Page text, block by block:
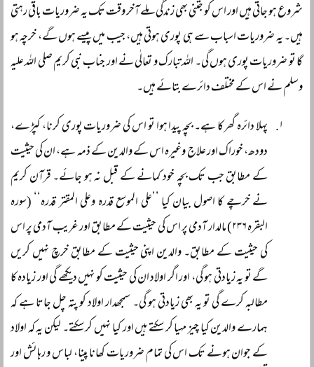
شروع ہو جاتی ہیں اور اس کو جتنی بھی زندگی ملے آخر وقت تک یہ ضروریات باقی رہتی
ہیں۔ یہ ضروریات اسباب سے ہی پوری ہوتی ہیں، جیب میں پیسے ہوں گے، خرچہ ہو
گا تو ضروریات پوری ہوں گی۔ اللہ تبارک و تعالٰی نے اور جناب نبی کریم صلی اللہ علیہ
وسلم نے اس کے مختلف دائرے بتائے ہیں۔
پہلا دائرہ گھر کا ہے۔ بچہ پیدا ہوا تو اس کی ضروریات پوری کرنا، کپڑے،
دودھ، خوراک اور علاج وغیرہ اس کے والدین کے ذمہ ہے، ان کی حیثیت
کے مطابق جب تک بچہ خود کمانے کے قبل نہ ہو جائے۔ قرآن کریم
نے خرچے کا اصول بیان کیا ’’علی الموسع قدرہ وعلی المقتر قدرہ‘‘ (سورہ
البقرہ ۲۳۶) مالدار آدمی پر اس کی حیثیت کے مطابق اور غریب آدمی پر اس
کی حیثیت کے مطابق۔ والدین اپنی حیثیت کے مطابق خرچ نہیں کریں
گے تو یہ زیادتی ہو گی، اور اگر اولاد ان کی حیثیت کو نہیں دیکھے گی اور زیادہ کا
مطالبہ کرے گی تو یہ بھی زیادتی ہو گی۔ سمجھدار اولاد کو پتہ چل جاتا ہے کہ
ہمارے والدین کیا چیز مہیا کر سکتے ہیں اور کیا نہیں کر سکتے۔ لیکن یہ کہ اولاد
کے جوان ہونے تک اس کی تمام ضروریات کھانا پینا، لباس و رہائش اور